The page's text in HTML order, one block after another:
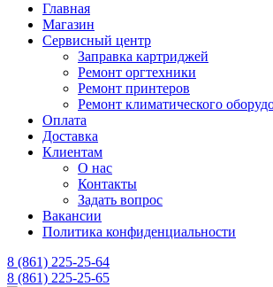
Главная
Магазин
Сервисный центр
Заправка картриджей
Ремонт оргтехники
Ремонт принтеров
Ремонт климатического
Оплата
Доставка
Клиентам
О нас
Контакты
Задать вопрос
Вакансии
Политика конфиденциальности
8 (861) 225-25-64
8 (861) 225-25-65